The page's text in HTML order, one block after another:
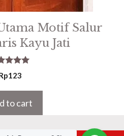
Motif Salur
Kayu Jati
5.00
of 5
123
to cart